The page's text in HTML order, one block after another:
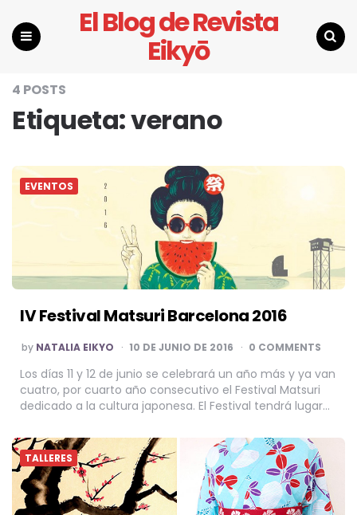
El Blog de Revista
Eikyō
4 POSTS
Etiqueta:verano
EVENTOS
IV Festival Matsuri Barcelona 2016
POSTED
BY
by NATALIA EIKYO 10 DE JUNIO DE 2016 0 COMMENTS
Los días 11 y 12 de junio se celebrará un año más y ya van
cuatro, por cuarto año consecutivo el Festival Matsuri
dedicado a la cultura japonesa. El Festival tendrá lugar…
TALLERES